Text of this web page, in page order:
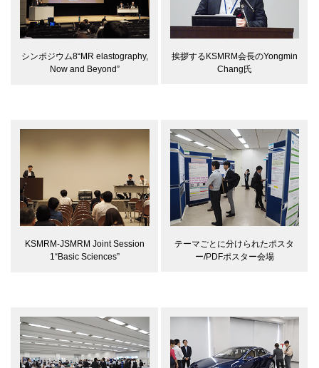
シンポジウム8“MR elastography,
Now and Beyond”
挨拶するKSMRM会長のYongmin
Chang氏
KSMRM-JSMRM Joint Session
1“Basic Sciences”
テーマごとに分けられたポスタ
ー/PDFポスター会場